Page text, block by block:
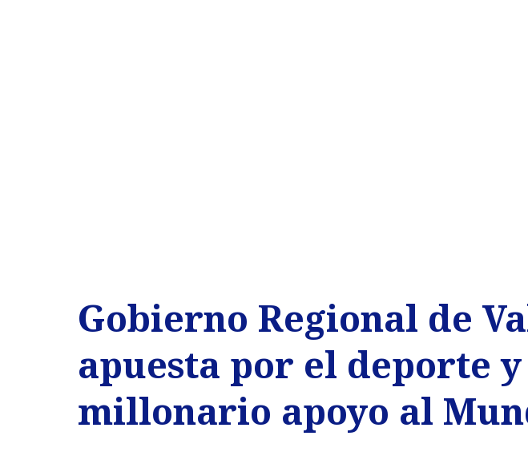
Gobierno Regional de
apuesta por el deporte
millonario apoyo al